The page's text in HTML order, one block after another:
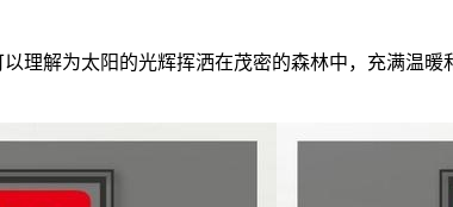
解为太阳的光辉挥洒在茂密的森林中，充满温暖